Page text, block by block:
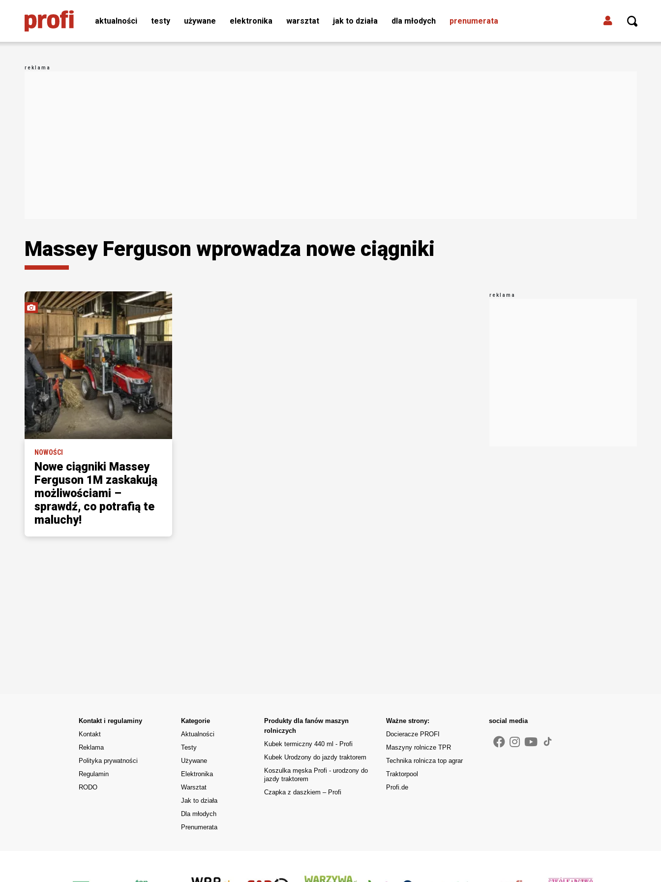
aktualności testy używane elektronika warsztat jak to działa dla młodych prenumerata
Massey Ferguson wprowadza nowe ciągniki
NOWOŚCI
Nowe ciągniki Massey
Ferguson 1M zaskakują
możliwościami –
sprawdź, co potrafią te
maluchy!
Kontakt i regulaminy
Kontakt
Reklama
Polityka prywatności
Regulamin
RODO
Kategorie
Aktualności
Testy
Używane
Elektronika
Warsztat
Jak to działa
Dla młodych
Prenumerata
Produkty dla fanów maszyn
rolniczych
Kubek termiczny 440 ml - Profi
Kubek Urodzony do jazdy traktorem
Koszulka męska Profi - urodzony do
jazdy traktorem
Czapka z daszkiem – Profi
Ważne strony:
Docieracze PROFI
Maszyny rolnicze TPR
Technika rolnicza top agrar
Traktorpool
Profi.de
social media